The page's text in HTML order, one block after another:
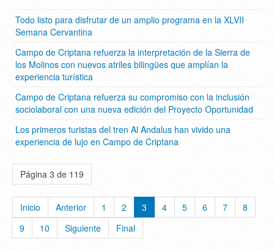
Todo listo para disfrutar de un amplio programa en la XLVII
Semana Cervantina
Campo de Criptana refuerza la interpretación de la Sierra de
los Molinos con nuevos atriles bilingües que amplían la
experiencia turística
Campo de Criptana refuerza su compromiso con la inclusión
sociolaboral con una nueva edición del Proyecto Oportunidad
Los primeros turistas del tren Al Andalus han vivido una
experiencia de lujo en Campo de Criptana
Página 3 de 119
Inicio Anterior 1 2 3 4 5 6 7
8
9
10 Siguiente Final